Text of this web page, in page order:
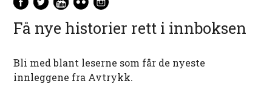
Få nye historier rett i innboksen
Bli med blant leserne som får de nyeste
innleggene fra Avtrykk.